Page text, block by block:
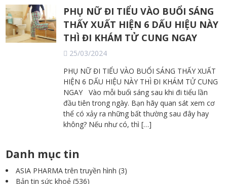
Danh mục tin
ASIA PHARMA trên truyền hình (3)
Bản tin sức khoẻ (536)
PHỤ NỮ ĐI TIỂU VÀO BUỔI SÁNG
THẤY XUẤT HIỆN 6 DẤU HIỆU NÀY
THÌ ĐI KHÁM TỬ CUNG NGAY
25/03/2024
PHỤ NỮ ĐI TIỂU VÀO BUỔI SÁNG THẤY XUẤT
HIỆN 6 DẤU HIỆU NÀY THÌ ĐI KHÁM TỬ CUNG
NGAY Vào mỗi buổi sáng sau khi đi tiểu lần
đầu tiên trong ngày. Bạn hãy quan sát xem cơ
thể có xảy ra những bất thường sau đây hay
không? Nếu như có, thì […]